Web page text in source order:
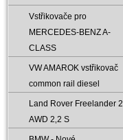
Vstřikovače pro
MERCEDES-BENZ A-
CLASS
VW AMAROK vstřikovač
common rail diesel
Land Rover Freelander 2
AWD 2‚2 S